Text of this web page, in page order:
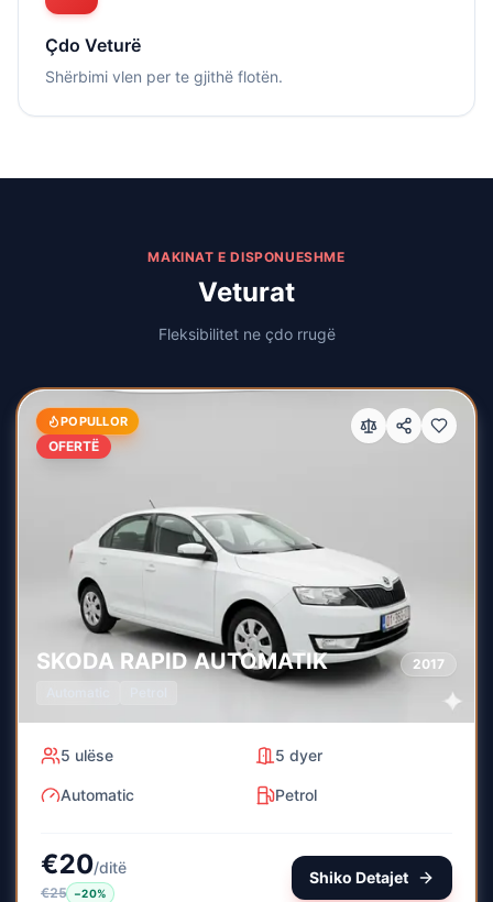
Çdo Veturë
Shërbimi vlen per te gjithë flotën.
MAKINAT E DISPONUESHME
Veturat
Fleksibilitet ne çdo rrugë
POPULLOR
OFERTË
SKODA RAPID AUTOMATIK
2017
5 ulëse 5 dyer
Automatic Petrol
€20/ditë
€25 −20%
Shiko Detajet